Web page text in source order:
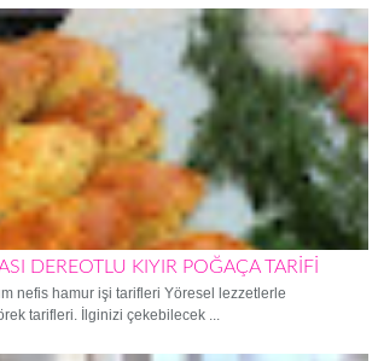
DEREOTLU KIYIR POĞAÇA TARİFİ
nefis hamur işi tarifleri Yöresel lezzetlerle
tarifleri. İlginizi çekebilecek ...